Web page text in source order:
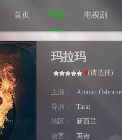
首页 电影 电视剧
玛拉玛
0(请选择)
主演： Ariāna Osborne
导演：
Tarat
地区：
新西兰
语言：
英语